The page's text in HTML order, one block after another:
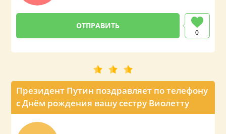
0
Президент Путин поздравляет по телефону
с Днём рождения вашу сестру Виолетту